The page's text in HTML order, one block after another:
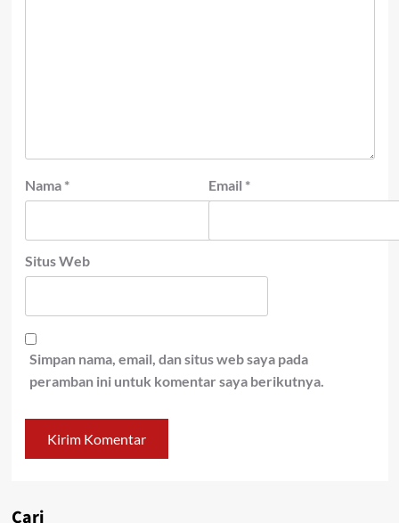
Nama * Email *
Situs Web
Simpan nama, email, dan situs web saya pada
peramban ini untuk komentar saya berikutnya.
Cari